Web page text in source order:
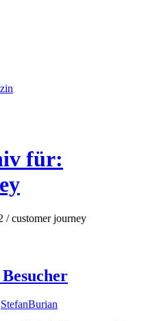
für:
/ customer journey
StefanBurian